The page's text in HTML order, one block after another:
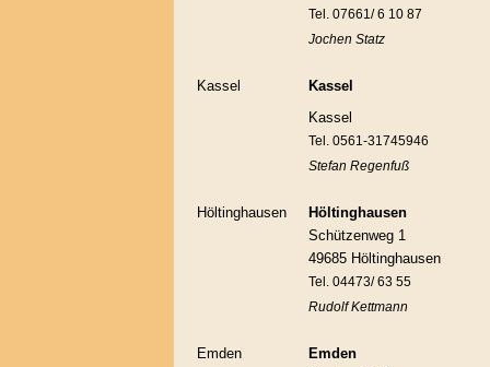
Tel. 07661/ 6 10 87
Jochen Statz
Kassel
Kassel
Kassel
Tel. 0561-31745946
Stefan Regenfuß
Höltinghausen
Höltinghausen
Schützenweg 1
49685 Höltinghausen
Tel. 04473/ 63 55
Rudolf Kettmann
Emden
Emden